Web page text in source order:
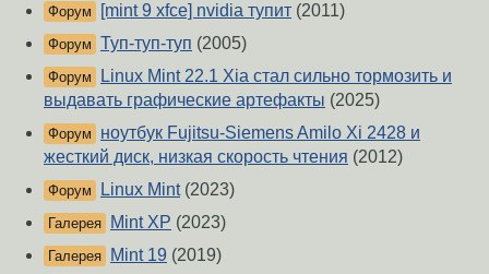
Форум [mint 9 xfce] nvidia тупит (2011)
Форум Туп-туп-туп (2005)
Форум
Linux Mint 22.1 Xia стал сильно тормозить и
выдавать графические артефакты (2025)
Форум
ноутбук Fujitsu-Siemens Amilo Xi 2428 и
жесткий диск, низкая скорость чтения (2012)
Форум Linux Mint(2023)
Галерея Mint XP (2023)
Галерея Mint 19 (2019)